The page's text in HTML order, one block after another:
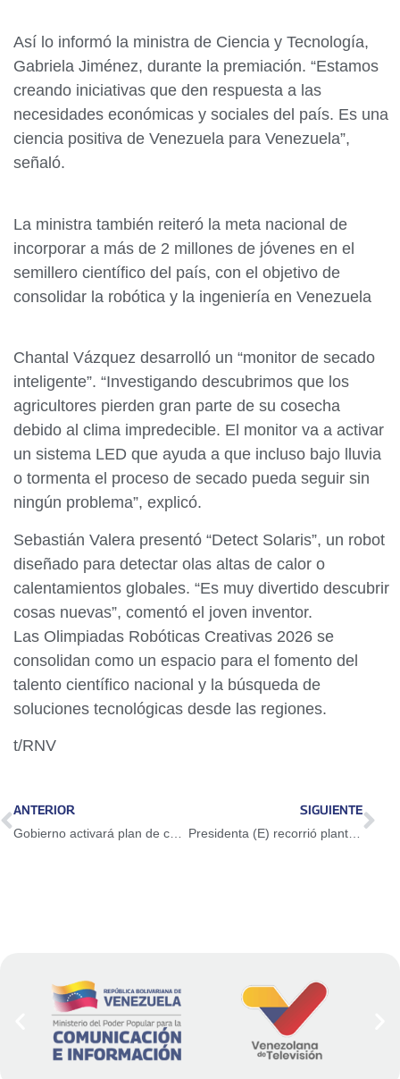
Así lo informó la ministra de Ciencia y Tecnología,
Gabriela Jiménez, durante la premiación. “Estamos
creando iniciativas que den respuesta a las
necesidades económicas y sociales del país. Es una
ciencia positiva de Venezuela para Venezuela”,
señaló.
La ministra también reiteró la meta nacional de
incorporar a más de 2 millones de jóvenes en el
semillero científico del país, con el objetivo de
consolidar la robótica y la ingeniería en Venezuela
Chantal Vázquez desarrolló un “monitor de secado
inteligente”. “Investigando descubrimos que los
agricultores pierden gran parte de su cosecha
debido al clima impredecible. El monitor va a activar
un sistema LED que ayuda a que incluso bajo lluvia
o tormenta el proceso de secado pueda seguir sin
ningún problema”, explicó.
Sebastián Valera presentó “Detect Solaris”, un robot
diseñado para detectar olas altas de calor o
calentamientos globales. “Es muy divertido descubrir
cosas nuevas”, comentó el joven inventor.
Las Olimpiadas Robóticas Creativas 2026 se
consolidan como un espacio para el fomento del
talento científico nacional y la búsqueda de
soluciones tecnológicas desde las regiones.
t/RNV
ANTERIOR
Gobierno activará plan de contingencia eléctrica para sumar 600 megavatios al SEN
SIGUIENTE
Presidenta (E) recorrió planta Cabelum en Gran Peregrinación Económica-Productiva